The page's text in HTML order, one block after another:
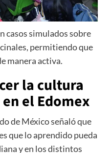
casos simulados sobre
permitiendo que
manera activa.
la cultura
el Edomex
de México señaló que
que lo aprendido pueda
y en los distintos